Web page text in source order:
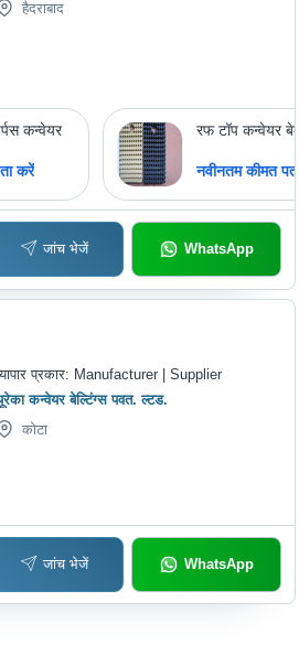
हैदराबाद
कन्वेयर
करें
रफ टॉप कन्वेयर
नवीनतम कीमत
जांच भेजें WhatsApp
प्रकार: Manufacturer | Supplier
कन्वेयर बेल्टिंग्स पवत. ल्टड.
कोटा
जांच भेजें WhatsApp